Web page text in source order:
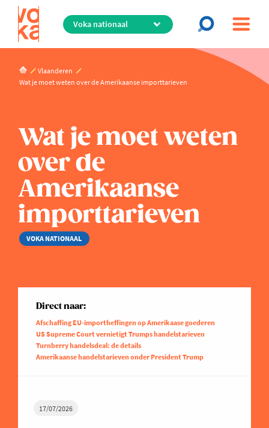
Overslaan
de
inhoud
gaan
Vlaanderen
Wat je moet weten over de Amerikaanse importtarieven
Wat je moet weten
over de
Amerikaanse
importtarieven
VOKA NATIONAAL
Direct naar:
Afschaffing EU-importheffingen op Amerikaase goederen
US Supreme Court vernietigt Trumps handelstarieven
Turnberry handelsdeal: de details
Amerikaanse handelstarieven onder President Trump
17/07/2026